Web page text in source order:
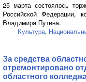
25 марта состоялось
Российской Федерации,
Владимира Путина.
Культура,
За средства
отремонтировано
областного